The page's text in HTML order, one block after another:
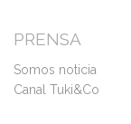
PRENSA
Somos noticia
Canal Tuki&Co